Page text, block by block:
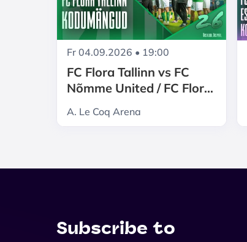
Fr 04.09.2026 • 19:00
FC Flora Tallinn vs FC
Nõmme United / FC Flora
Tallinn kodumängud 2026
A. Le Coq Arena
Subscribe to